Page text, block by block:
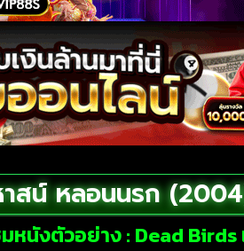
สน์ หลอนนรก
หนังตัวอย่าง : Dead